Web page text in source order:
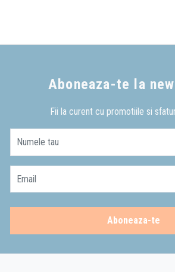
Aboneaza-te la
Fii la curent cu promotiile si
Numele tau
Email
Aboneaza-te